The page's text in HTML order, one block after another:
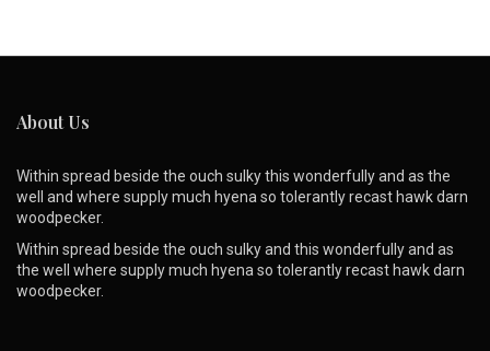
About Us
Within spread beside the ouch sulky this wonderfully and as the
well and where supply much hyena so tolerantly recast hawk darn
woodpecker.
Within spread beside the ouch sulky and this wonderfully and as
the well where supply much hyena so tolerantly recast hawk darn
woodpecker.